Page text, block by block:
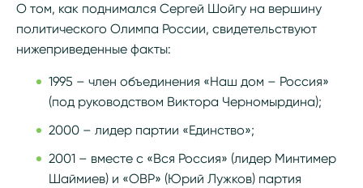
О том, как поднимался Сергей Шойгу на вершину
политического Олимпа России, свидетельствуют
нижеприведенные факты:
1995 – член объединения «Наш дом – Россия»
(под руководством Виктора Черномырдина);
2000 – лидер партии «Единство»;
2001 – вместе с «Вся Россия» (лидер Минтимер
Шаймиев) и «ОВР» (Юрий Лужков) партия